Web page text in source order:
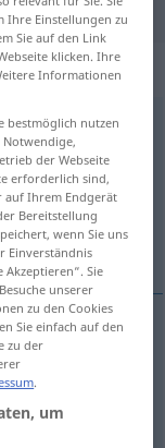
antippen)
Ihre Einstellungen zu
Sie auf den Link
klicken. Ihre
Informationen
bestmöglich nutzen
der Webseite
erforderlich sind,
auf Ihrem Endgerät
Bereitstellung
wenn Sie uns
Einverständnis
Akzeptieren“. Sie
unserer
zu den Cookies
Sie einfach auf den
zu der
.
um